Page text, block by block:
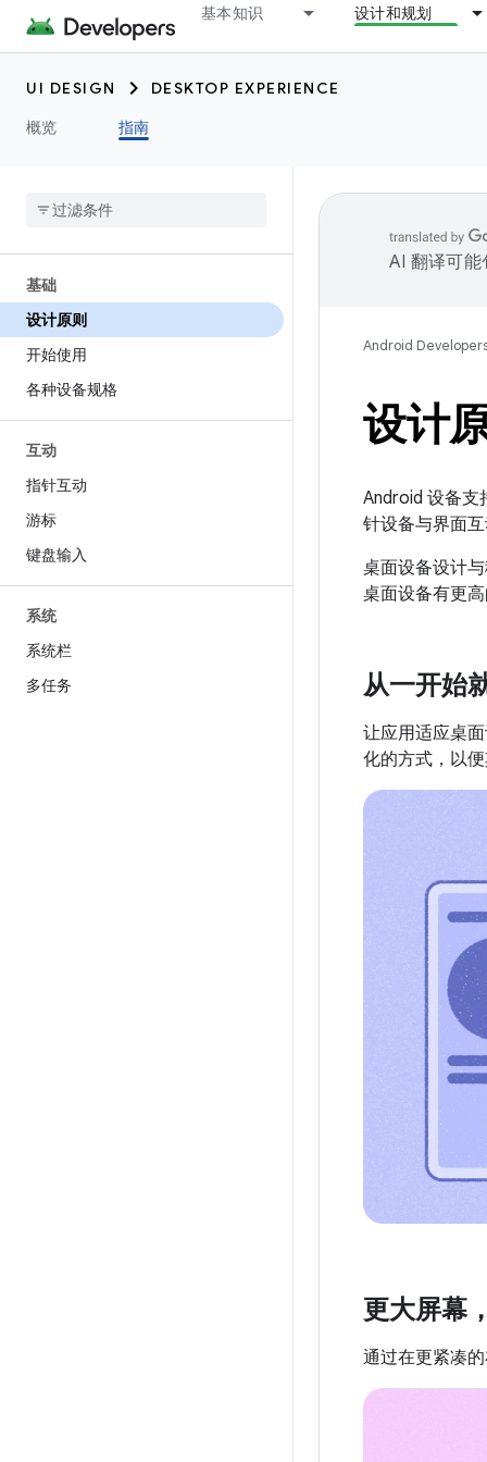
基本知识 设计和规划
UI DESIGN
DESKTOP EXPERIENCE
概览
指南
基础
设计原则
开始使用
各种设备规格
互动
指针互动
游标
键盘输入
系统
系统栏
多任务
AI 翻译可能
Android
设计
Android 设备支
针设备与界面
桌面设备设计
桌面设备有更
从一开始
让应用适应桌
化的方式，以
更大屏幕
通过在更紧凑